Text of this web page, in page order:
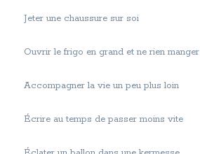
Jeter une chaussure sur soi
Ouvrir le frigo en grand et ne rien manger
Accompagner la vie un peu plus loin
Écrire au temps de passer moins vite